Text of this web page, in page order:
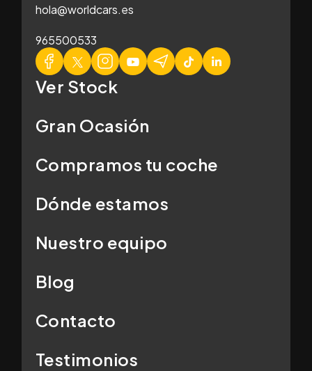
hola@worldcars.es
965500533
Ver Stock
Gran Ocasión
Compramos tu coche
Dónde estamos
Nuestro equipo
Blog
Contacto
Testimonios